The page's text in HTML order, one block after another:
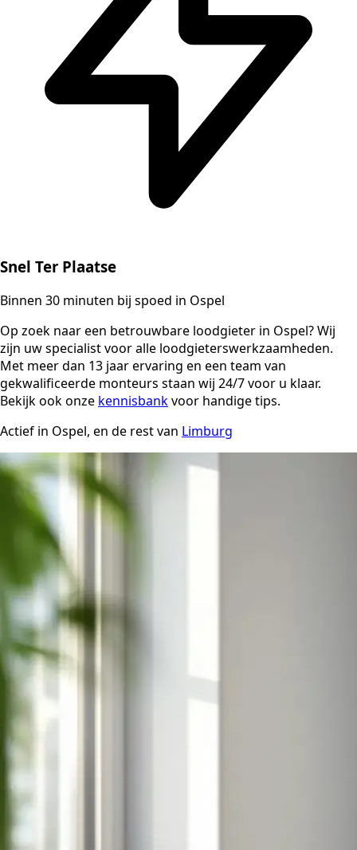
Snel Ter Plaatse
Binnen 30 minuten bij spoed in Ospel
Op zoek naar een betrouwbare loodgieter in Ospel? Wij
zijn uw specialist voor alle loodgieterswerkzaamheden.
Met meer dan 13 jaar ervaring en een team van
gekwalificeerde monteurs staan wij 24/7 voor u klaar.
Bekijk ook onze kennisbankvoor handige tips.
Actief in Ospel, en de rest van Limburg